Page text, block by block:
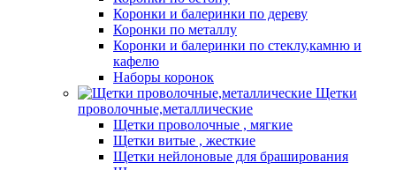
Коронки и балеринки по дереву
Коронки по металлу
Коронки и балеринки по стеклу,камню и
кафелю
Наборы коронок
Щетки
проволочные,металлические
Щетки проволочные , мягкие
Щетки витые , жесткие
Щетки нейлоновые для браширования